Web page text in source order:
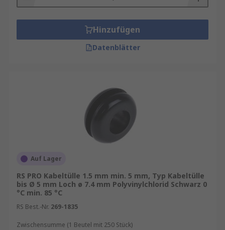
Hinzufügen
Datenblätter
Auf Lager
RS PRO Kabeltülle 1.5 mm min. 5 mm, Typ Kabeltülle
bis Ø 5 mm Loch ø 7.4 mm Polyvinylchlorid Schwarz 0
°C min. 85 °C
RS Best.-Nr. 269-1835
Zwischensumme (1 Beutel mit 250 Stück)